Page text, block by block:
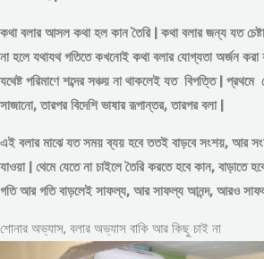
কথা বলার আসল কথা হল কান তৈরি | কথা বলার জন্য যত
না হলে যথাযথ গতিতে কখনোই কথা বলার যোগ্যতা অর্জন করা
যথেষ্ট পরিমাণেশব্দেরসঞ্চয় না থাকলেই যত বিপত্তি | প্রথমে
সাজানো, তারপর বিদেশি ভাষার রূপান্তর, তারপর বলা |
এই বলার মাঝে যত সময় ব্যয় হবে ততই বাড়বে সংশয়, আর
যাওয়া | থেমে যেতে না চাইলে তৈরি করতে হবে কান, বাড়াতে
গতি আর গতি বাড়লেই সাফল্য, আর সাফল্য আনন্দ, আরও
শোনার অভ্যাস, বলার অভ্যাস বাকি আর কিছু চাই না